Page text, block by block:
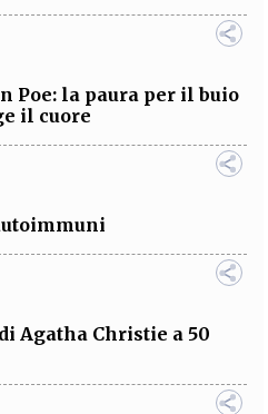
Poe: la paura per il buio
il cuore
Agatha Christie a 50